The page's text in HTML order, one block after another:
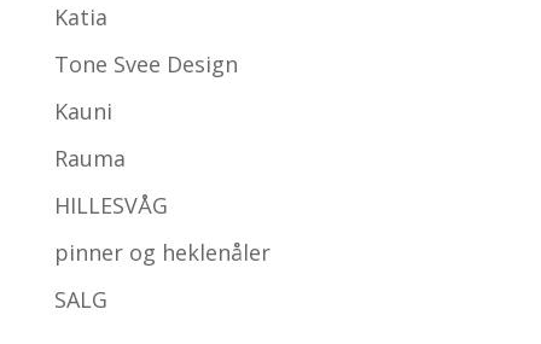
Katia
Tone Svee Design
Kauni
Rauma
HILLESVÅG
pinner og heklenåler
SALG